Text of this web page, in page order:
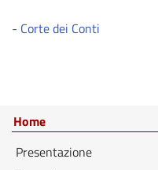
- Corte dei Conti
Home
Presentazione